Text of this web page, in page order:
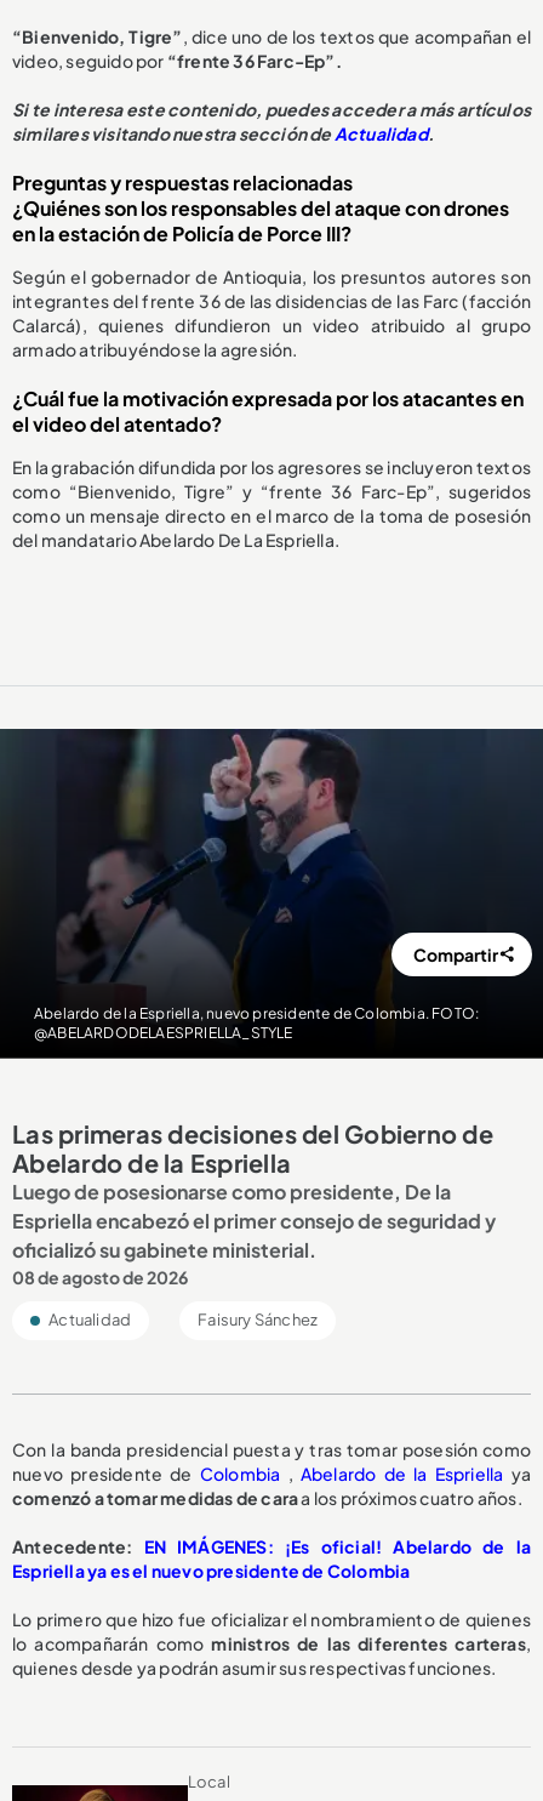
“Bienvenido, Tigre” , dice uno de los textos que acompañan el
video, seguido por “frente 36 Farc-Ep”.
Si te interesa este contenido, puedes acceder a más artículos
similares visitando nuestra sección deActualidad.
Preguntas y respuestas relacionadas
¿Quiénes son los responsables del ataque con drones
en la estación de Policía de Porce III?
Según el gobernador de Antioquia, los presuntos autores son
integrantes del frente 36 de las disidencias de las Farc (facción
Calarcá), quienes difundieron un video atribuido al grupo
armado atribuyéndose la agresión.
¿Cuál fue la motivación expresada por los atacantes en
el video del atentado?
En la grabación difundida por los agresores se incluyeron textos
como “Bienvenido, Tigre” y “frente 36 Farc-Ep”, sugeridos
como un mensaje directo en el marco de la toma de posesión
del mandatario Abelardo De La Espriella.
Abelardo de la Espriella, nuevo presidente de Colombia. FOTO:
@ABELARDODELAESPRIELLA_STYLE
Compartir
Las primeras decisiones del Gobierno de
Abelardo de la Espriella
Luego de posesionarse como presidente, De la
Espriella encabezó el primer consejo de seguridad y
oficializó su gabinete ministerial.
08 de agosto de 2026
Actualidad Faisury Sánchez
Con la banda presidencial puesta y tras tomar posesión como
nuevo presidente de Colombia Abelardo de la Espriella ya
comenzó a tomar medidas de caraa los próximos cuatro años.
Antecedente: EN IMÁGENES: ¡Es oficial! Abelardo de la
Espriella ya es el nuevo presidente de Colombia
Lo primero que hizo fue oficializar el nombramiento de quienes
lo acompañarán comoministros de las diferentes carteras,
quienes desde ya podrán asumir sus respectivas funciones.
Local